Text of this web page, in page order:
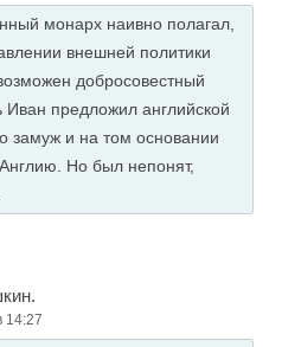
монарх наивно полагал,
внешней политики
добросовестный
предложил английской
замуж и на том основании
Но был непонят,
14:27